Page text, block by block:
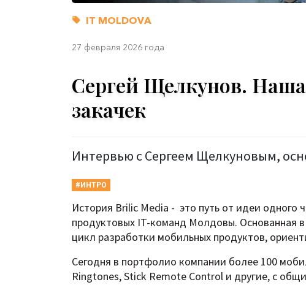
IT MOLDOVA
27 февраля 2026 года
Сергей Щелкунов.
закачек
Интервью с Сергеем Щелкуновым,
#ИНТРО
История Brilic Media - это путь от идеи
продуктовых IT-команд Молдовы. Основанная
цикл разработки мобильных продуктов,
Сегодня в портфолио компании более 100
Ringtones, Stick Remote Control и другие, с